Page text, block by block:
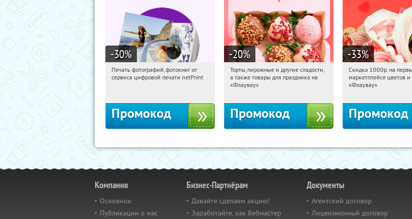
-30%
12:55:04 Получили:
Печать фотографий, фотокниг от
сервиса цифровой печати netPrint
Промокод
-20%
12:55:04 Получили:
Россия
Торты, пирожные и другие сладости,
а также товары для праздника на
«Флаувау»
Промокод
-33%
12:55:04
Россия
Скидка 1000р. на
маркетплейсе цветов и
«Флаувау»
Промокод
Компания
Основное
Публикации о нас
Бизнес-Партнёрам
Давайте сделаем акцию!
Заработайте, как Вебмастер
Документы
Агентский договор
Лицензионный договор